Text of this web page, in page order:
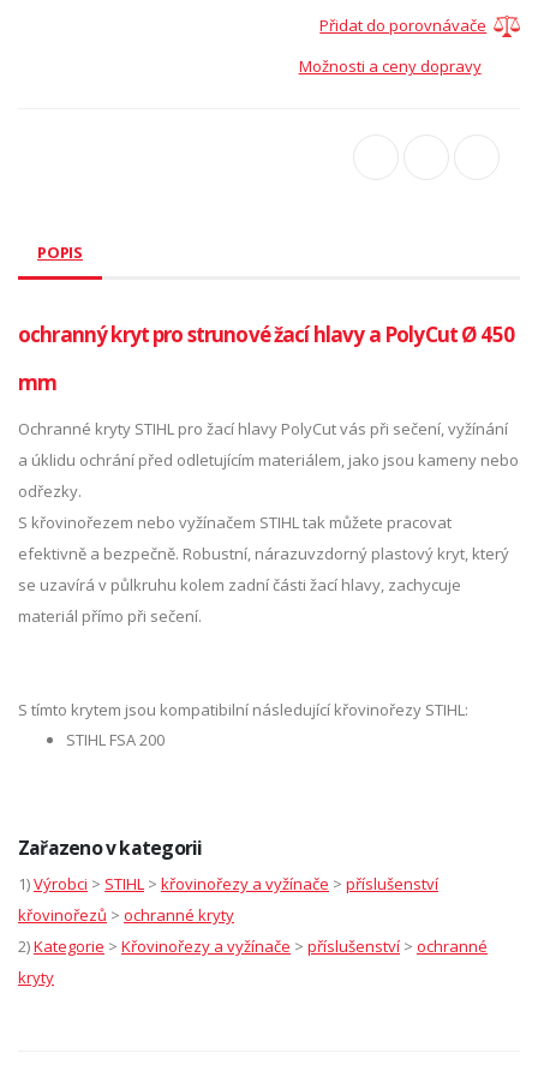
Přidat do porovnávače
Možnosti a ceny dopravy
POPIS
ochranný kryt pro strunové žací hlavy a PolyCut Ø 450
mm
Ochranné kryty STIHL pro žací hlavy PolyCut vás při sečení, vyžínání
a úklidu ochrání před odletujícím materiálem, jako jsou kameny nebo
odřezky.
S křovinořezem nebo vyžínačem STIHL tak můžete pracovat
efektivně a bezpečně. Robustní, nárazuvzdorný plastový kryt, který
se uzavírá v půlkruhu kolem zadní části žací hlavy, zachycuje
materiál přímo při sečení.
S tímto krytem jsou kompatibilní následující křovinořezy STIHL:
STIHL FSA 200
Zařazeno v kategorii
1)Výrobci > STIHL > křovinořezy a vyžínače > příslušenství
křovinořezů > ochranné kryty
2)Kategorie > Křovinořezy a vyžínače > příslušenství > ochranné
kryty